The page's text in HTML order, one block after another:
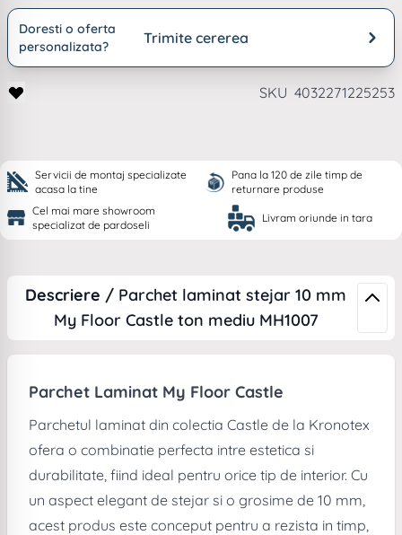
Doresti o oferta
personalizata?
Trimite cererea
SKU 4032271225253
Servicii de montaj specializate
acasa la tine
Pana la 120 de zile timp de
returnare produse
Cel mai mare showroom
specializat de pardoseli
Livram oriunde in tara
Descriere / Parchet laminat stejar 10 mm
My Floor Castle ton mediu MH1007
Parchet Laminat My Floor Castle
Parchetul laminat din colectia Castle de la Kronotex
ofera o combinatie perfecta intre estetica si
durabilitate, fiind ideal pentru orice tip de interior. Cu
un aspect elegant de stejar si o grosime de 10 mm,
acest produs este conceput pentru a rezista in timp,